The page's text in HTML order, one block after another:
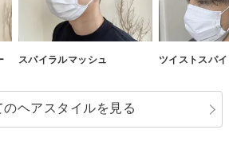
スパイラルマッシュ ツイストスパ
のヘアスタイルを見る